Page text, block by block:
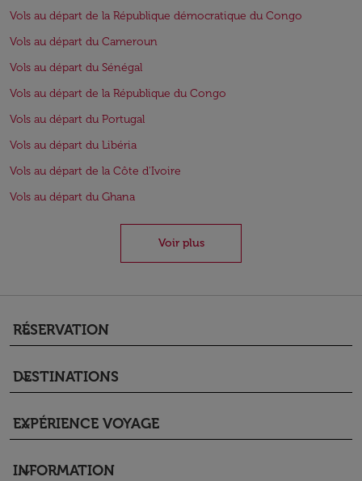
Vols au départ de la République démocratique du Congo
Vols au départ du Cameroun
Vols au départ du Sénégal
Vols au départ de la République du Congo
Vols au départ du Portugal
Vols au départ du Libéria
Vols au départ de la Côte d'Ivoire
Vols au départ du Ghana
Voir plus
RÉSERVATION
keyboard_arrow_down
DESTINATIONS
keyboard_arrow_down
EXPÉRIENCE VOYAGE
keyboard_arrow_down
INFORMATION
keyboard_arrow_down